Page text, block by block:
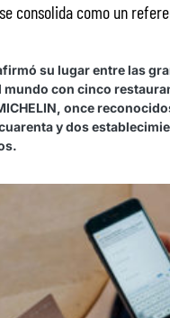
consolida como un
su lugar entre las
mundo con cinco
once
y dos